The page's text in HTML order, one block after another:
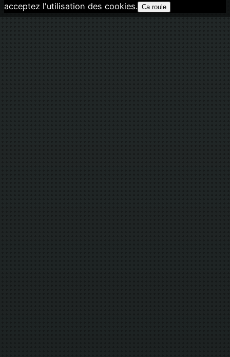
acceptez l'utilisation des cookies. Ca roule